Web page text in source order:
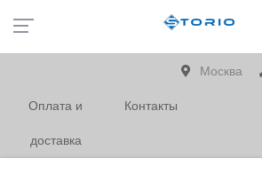
Москва
Оплата и
доставка
Контакты